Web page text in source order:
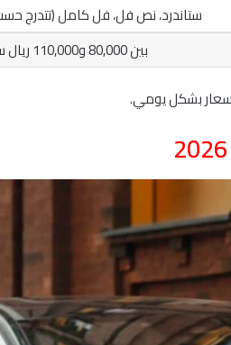
ستاندرد، نص فل، فل كامل (تتدرج
بين 80,000 و110,000 ريال سعودي
بشكل يومي.